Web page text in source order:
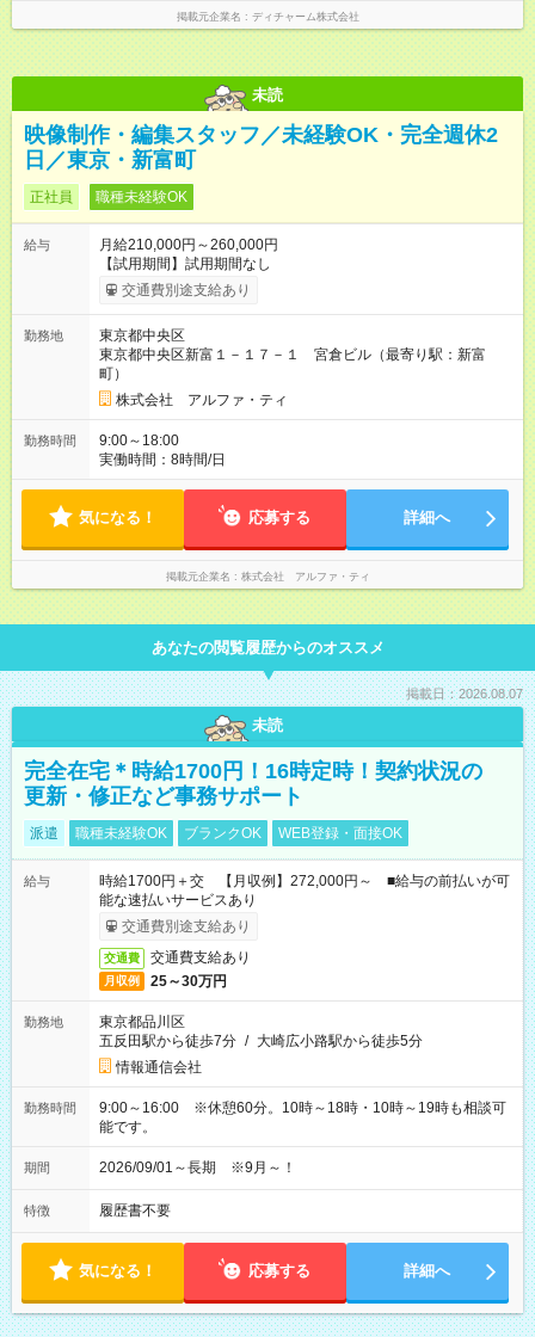
当、アサイン協力手当、教育担当手当など） 【試用期間】試用
期間あり 試用期間の長さ：3ヶ月 雇用形態、給与は本採用時と
掲載元企業名 ディチャーム株式会社
未読
映像制作・編集スタッフ／未経験OK・完全週休2
日／東京・新富町
正社員 職種未経験OK
給与
月給210,000円～260,000円
【試用期間】試用期間なし
交通費別途支給あり
勤務地
東京都中央区
東京都中央区新富１－１７－１ 宮倉ビル（最寄り駅：新富
町）
株式会社 アルファ・ティ
勤務時間
9:00～18:00
実働時間：8時間/日
気になる！ 応募する 詳細へ
掲載元企業名 株式会社 アルファ・ティ
あなたの閲覧履歴からのオススメ
掲載日：2026.08.07
未読
完全在宅＊時給1700円！16時定時！契約状況の
更新・修正など事務サポート
派遣 職種未経験OK ブランクOK WEB登録・面接OK
給与
時給1700円＋交 【月収例】272,000円～ ■給与の前払いが可
能な速払いサービスあり
交通費別途支給あり
交通費 交通費支給あり
月収例 25～30万円
勤務地
東京都品川区
五反田駅から徒歩7分 / 大崎広小路駅から徒歩5分
情報通信会社
勤務時間
9:00～16:00 ※休憩60分。10時～18時・10時～19時も相談可
能です。
期間 2026/09/01～長期 ※9月～！
特徴 履歴書不要
気になる！ 応募する 詳細へ